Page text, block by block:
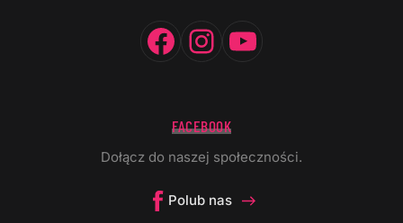
Facebook
Instagram
FACEBOOK
Dołącz do naszej społeczności.
Polub nas